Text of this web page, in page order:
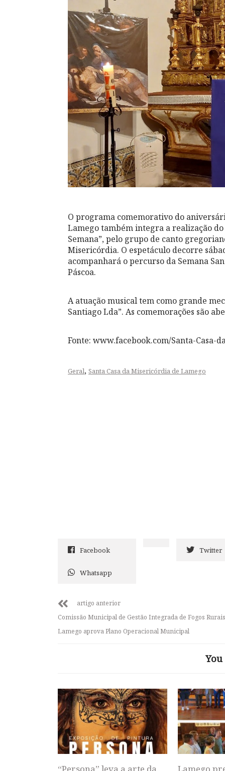
O programa comemorativo do
Lamego também integra a realização
Semana”, pelo grupo de canto
Misericórdia. O espetáculo decorre
acompanhará o percurso da Semana
Páscoa.
A atuação musical tem como grande
Santiago Lda”. As comemorações são
Fonte: www.facebook.com/Santa-Casa-
Geral, Santa Casa da Misericórdia de Lamego
Facebook Twitter
Whatsapp
artigo anterior
Comissão Municipal de Gestão Integrada de Fogos
Lamego aprova Plano Operacional Municipal